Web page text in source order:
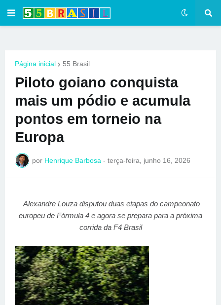
Página inicial 55 Brasil
Piloto goiano conquista
mais um pódio e acumula
pontos em torneio na
Europa
por Henrique Barbosa - terça-feira, junho 16, 2026
Alexandre Louza disputou duas etapas do campeonato
europeu de Fórmula 4 e agora se prepara para a próxima
corrida da F4 Brasil